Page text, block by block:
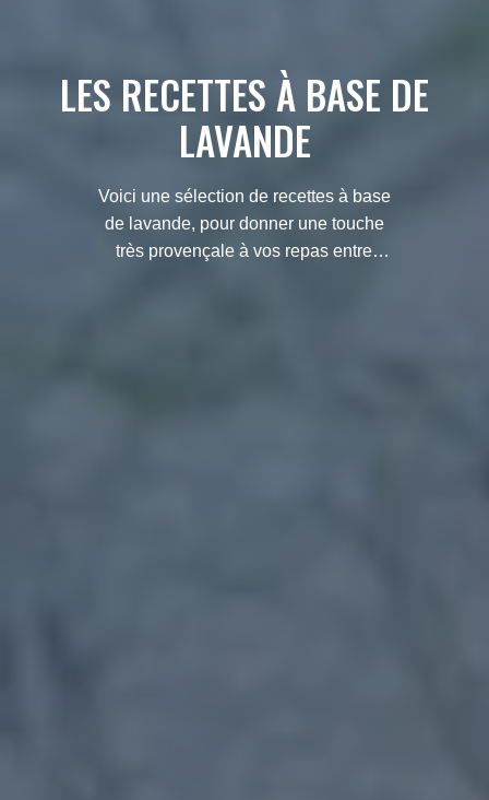
LES RECETTES À BASE DE
LAVANDE
Voici une sélection de recettes à base
de lavande, pour donner une touche
très provençale à vos repas entre